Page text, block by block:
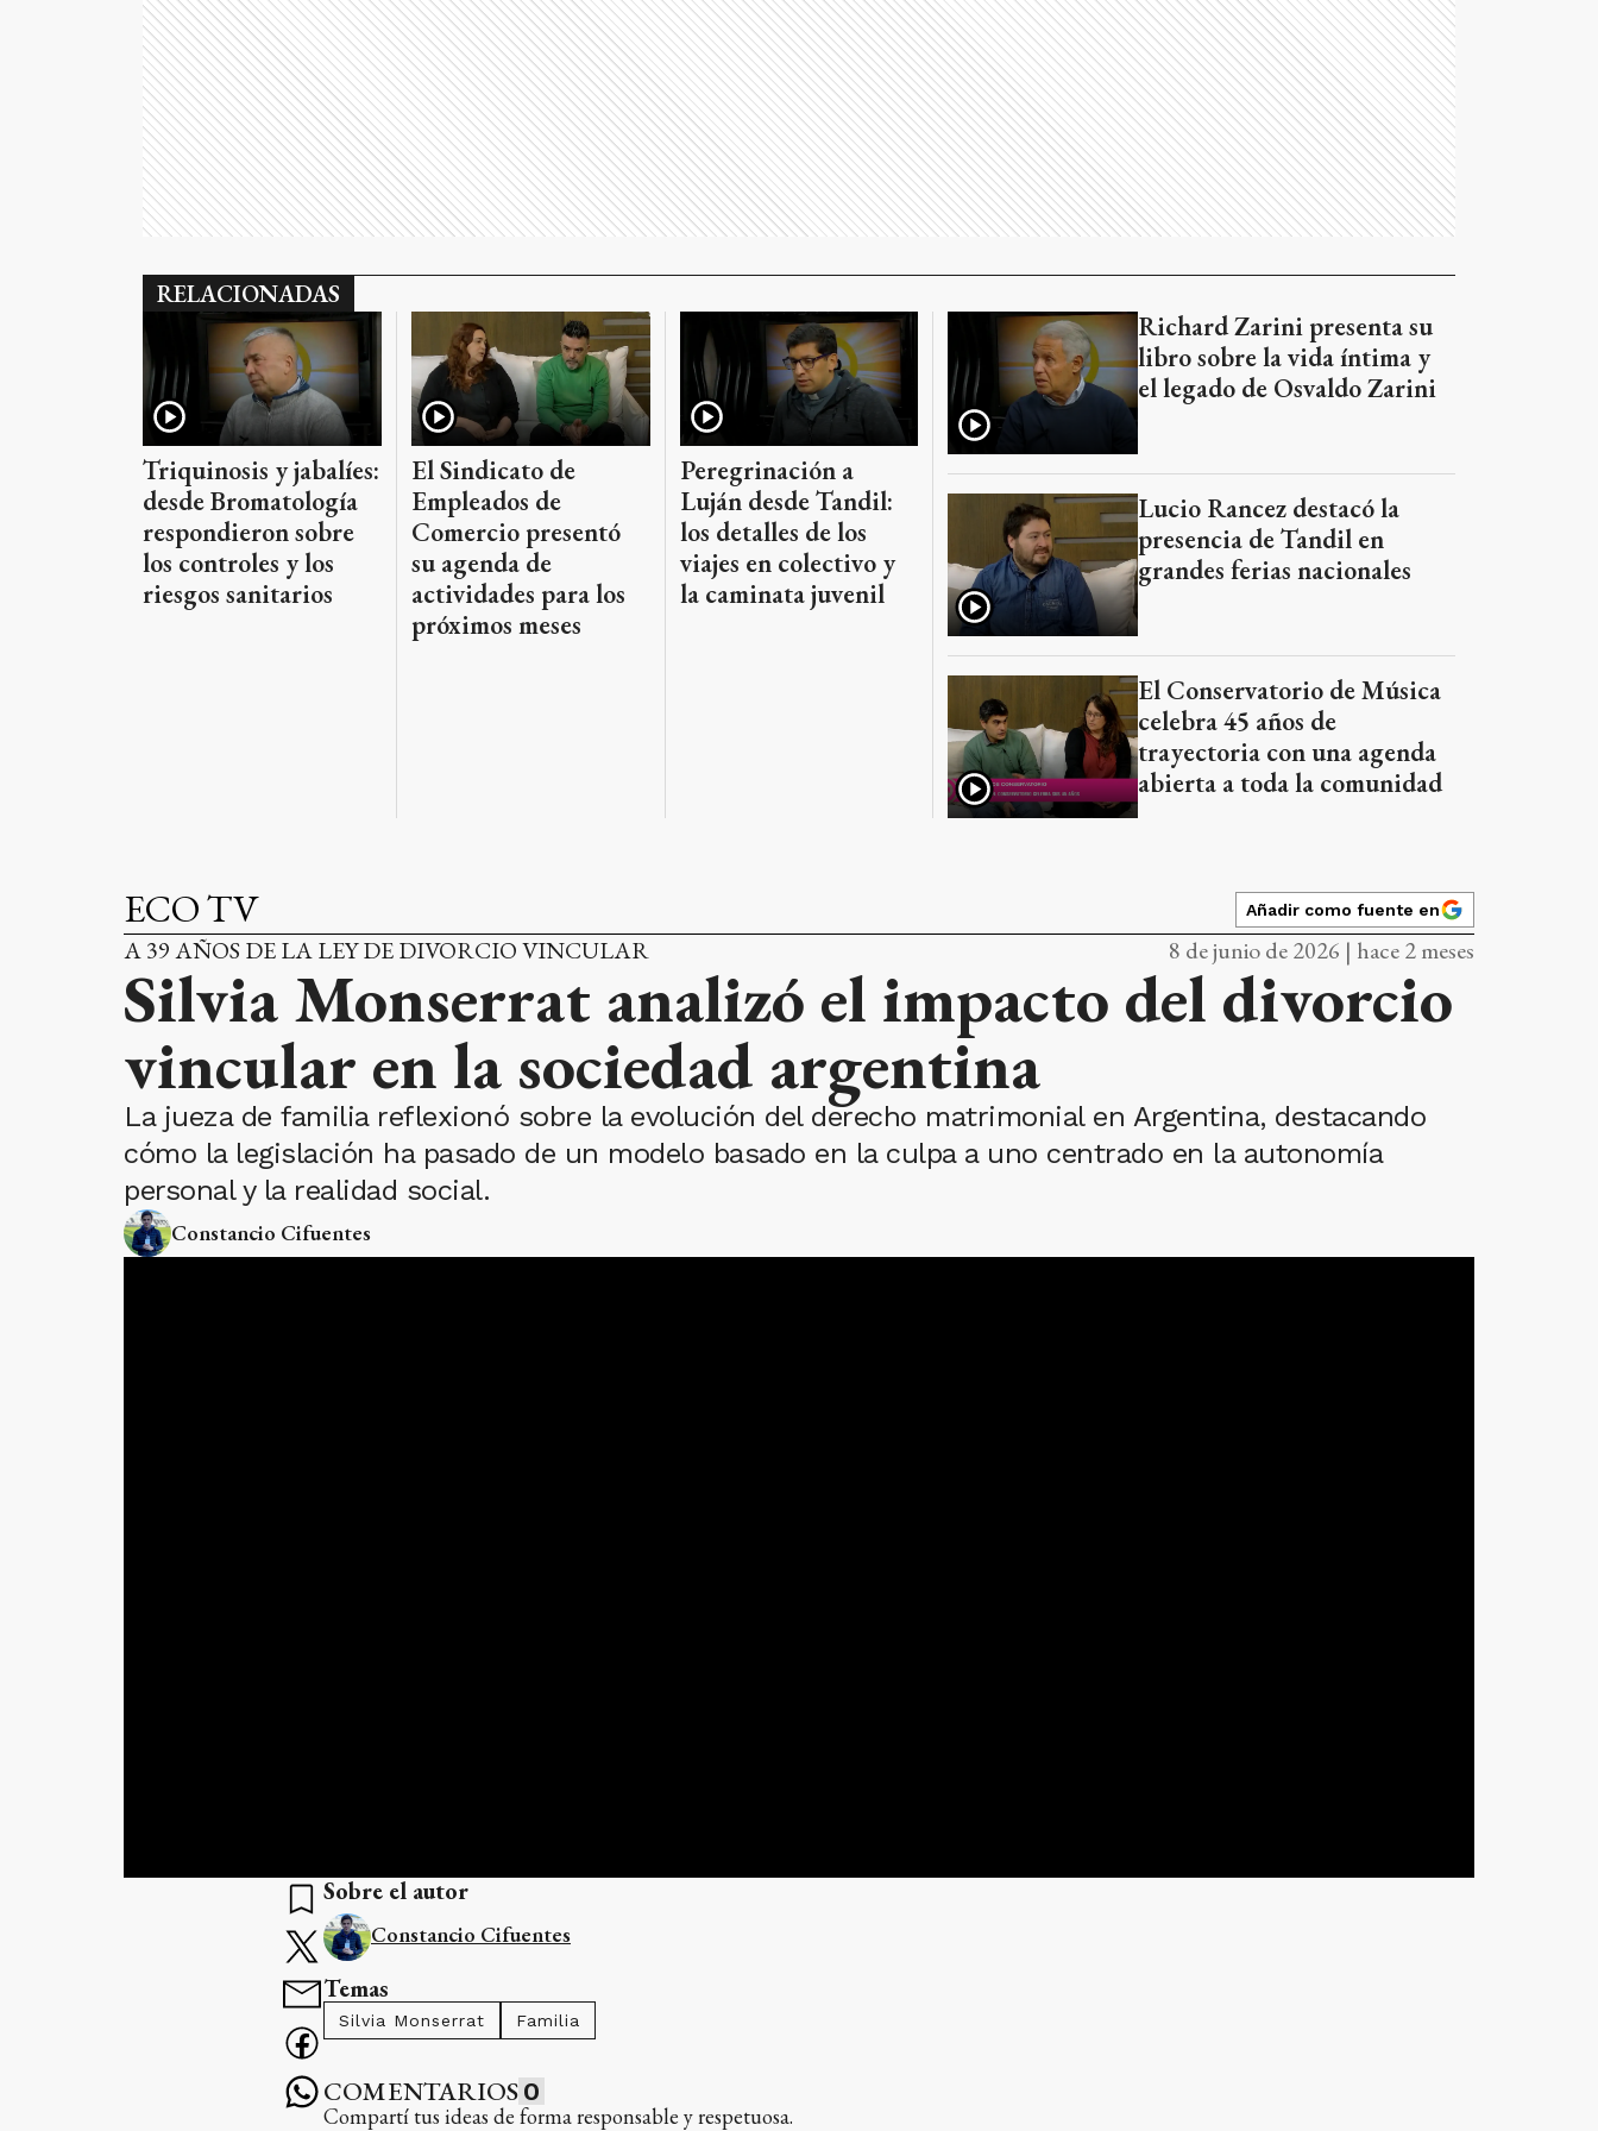
RELACIONADAS
Triquinosis y jabalíes:
desde Bromatología
respondieron sobre
los controles y los
riesgos sanitarios
El Sindicato de
Empleados de
Comercio presentó
su agenda de
actividades para los
próximos meses
Peregrinación a
Luján desde Tandil:
los detalles de los
viajes en colectivo y
la caminata juvenil
Richard Zarini presenta su
libro sobre la vida íntima y
el legado de Osvaldo Zarini
Lucio Rancez destacó la
presencia de Tandil en
grandes ferias nacionales
El Conservatorio de Música
celebra 45 años de
trayectoria con una agenda
abierta a toda la comunidad
ECO TV Añadir como fuente en
A 39 AÑOS DE LA LEY DE DIVORCIO VINCULAR 8 de junio de 2026 | hace 2 meses
Silvia Monserrat analizó el impacto del divorcio
vincular en la sociedad argentina
La jueza de familia reflexionó sobre la evolución del derecho matrimonial en Argentina, destacando
cómo la legislación ha pasado de un modelo basado en la culpa a uno centrado en la autonomía
personal y la realidad social.
Constancio Cifuentes
Sobre el autor
Constancio Cifuentes
Temas
Silvia Monserrat Familia
COMENTARIOS 0
Compartí tus ideas de forma responsable y respetuosa.